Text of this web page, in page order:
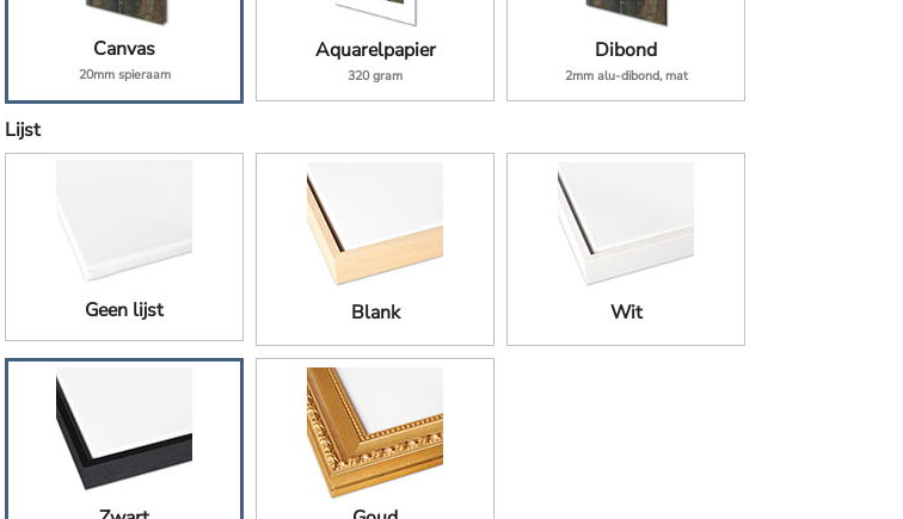
Canvas
20mm spieraam
Aquarelpapier
320 gram
Dibond
2mm alu-dibond, mat
Lijst
Geen lijst Blank Wit